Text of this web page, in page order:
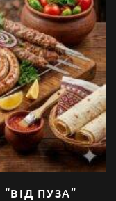
ПУЗА”